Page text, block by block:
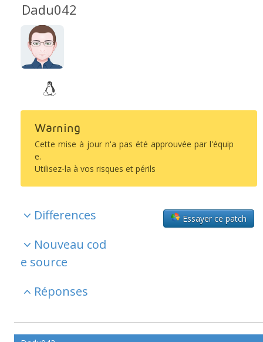
Dadu042
Warning
Cette mise à jour n'a pas été approuvée par l'équip
e.
Utilisez-la à vos risques et périls
Essayer ce patch
Differences
Nouveau cod
e source
Réponses